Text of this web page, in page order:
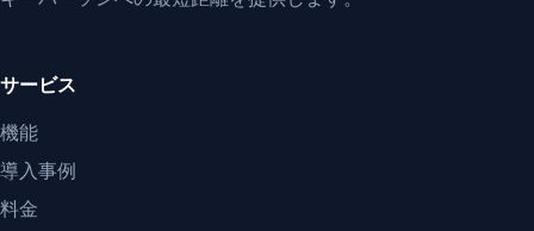
サービス
機能
導入事例
料金